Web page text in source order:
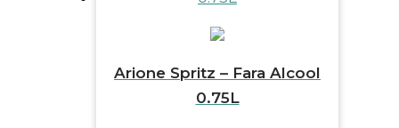
Arione Spritz – Fara Alcool
0.75L